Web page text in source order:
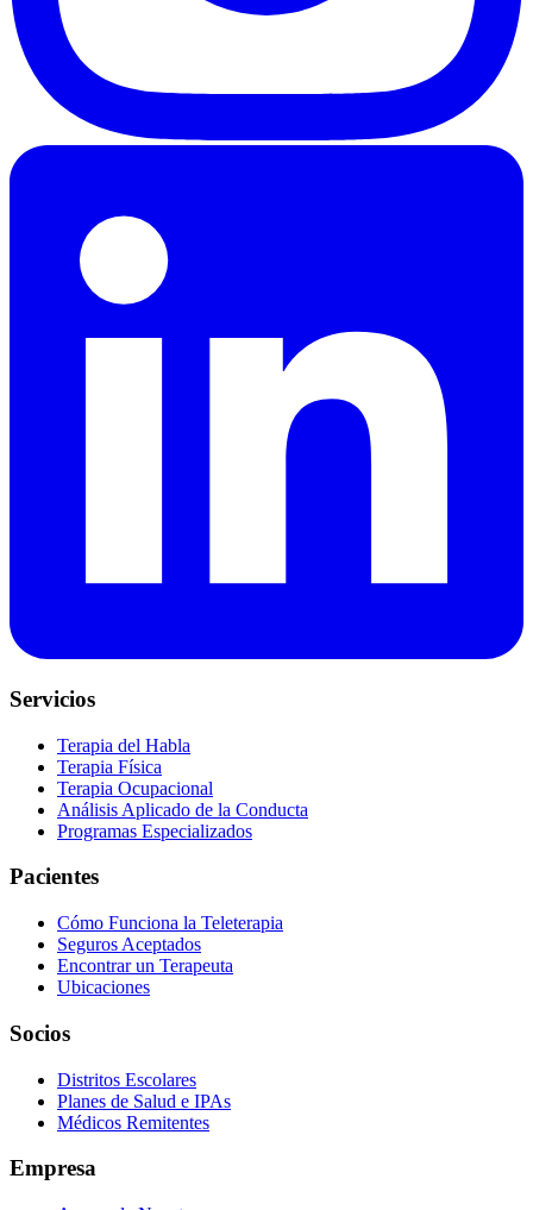
Servicios
Terapia del Habla
Terapia Física
Terapia Ocupacional
Análisis Aplicado de la Conducta
Programas Especializados
Pacientes
Cómo Funciona la Teleterapia
Seguros Aceptados
Encontrar un Terapeuta
Ubicaciones
Socios
Distritos Escolares
Planes de Salud e IPAs
Médicos Remitentes
Empresa